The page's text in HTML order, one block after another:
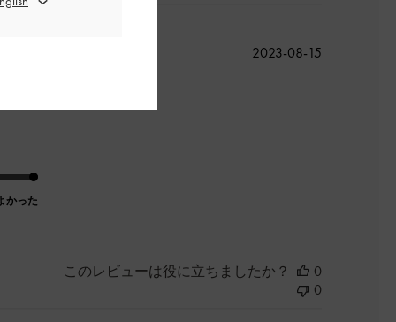
かった
公
2023-08-15
このレビューは役に立ちましたか？
0
0